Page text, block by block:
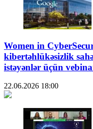
Women in
kibertəhlükəsizlik
istəyənlər üçün
22.06.2026 18:00